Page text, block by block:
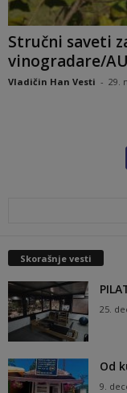
Stručni saveti
vinogradare/
Vladičin Han Vesti - 29.
Skorašnje vesti
25.
Od
9.